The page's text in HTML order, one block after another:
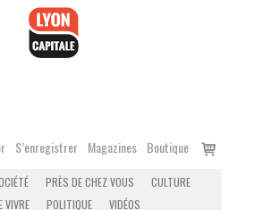
S’enregistrer Magazines Boutique
Voir
PRÈS DE CHEZ VOUS
CULTURE
VIVRE
POLITIQUE VIDÉOS